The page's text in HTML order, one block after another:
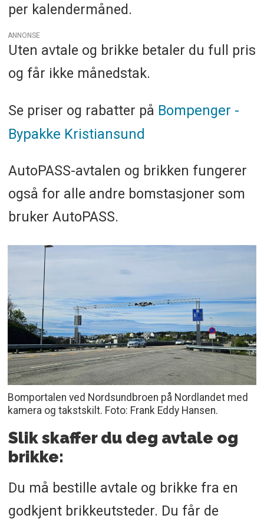
per kalendermåned.
ANNONSE
Uten avtale og brikke betaler du full pris
og får ikke månedstak.
Se priser og rabatter på Bompenger -
Bypakke Kristiansund
AutoPASS-avtalen og brikken fungerer
også for alle andre bomstasjoner som
bruker AutoPASS.
Bomportalen ved Nordsundbroen på Nordlandet med
kamera og takstskilt. Foto: Frank Eddy Hansen.
Slik skaffer du deg avtale og
brikke:
Du må bestille avtale og brikke fra en
godkjent brikkeutsteder. Du får de